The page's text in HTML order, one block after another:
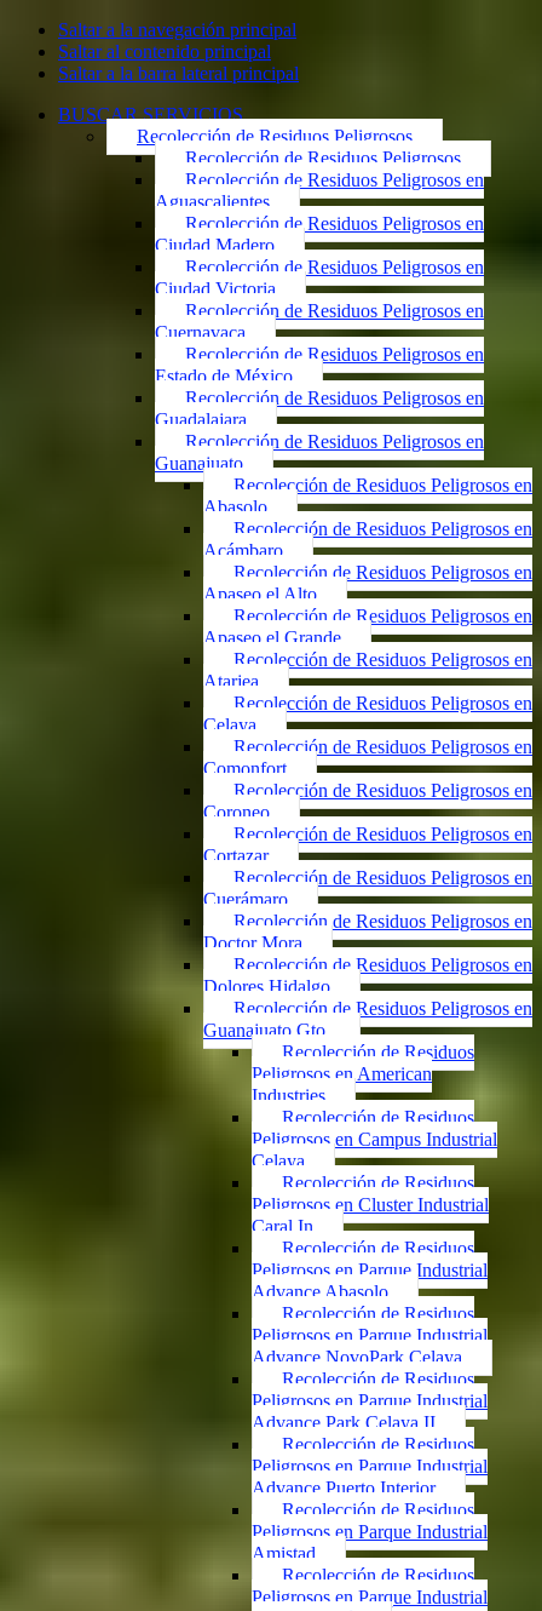
Saltar a la navegación principal
Saltar al contenido principal
Saltar a la barra lateral principal
BUSCAR SERVICIOS
Recolección de Residuos Peligrosos
Recolección de Residuos Peligrosos
Recolección de Residuos Peligrosos en
Aguascalientes
Recolección de Residuos Peligrosos en
Ciudad Madero
Recolección de Residuos Peligrosos en
Ciudad Victoria
Recolección de Residuos Peligrosos en
Cuernavaca
Recolección de Residuos Peligrosos en
Estado de México
Recolección de Residuos Peligrosos en
Guadalajara
Recolección de Residuos Peligrosos en
Guanajuato
Recolección de Residuos Peligrosos en
Abasolo
Recolección de Residuos Peligrosos en
Acámbaro
Recolección de Residuos Peligrosos en
Apaseo el Alto
Recolección de Residuos Peligrosos en
Apaseo el Grande
Recolección de Residuos Peligrosos en
Atarjea
Recolección de Residuos Peligrosos en
Celaya
Recolección de Residuos Peligrosos en
Comonfort
Recolección de Residuos Peligrosos en
Coroneo
Recolección de Residuos Peligrosos en
Cortazar
Recolección de Residuos Peligrosos en
Cuerámaro
Recolección de Residuos Peligrosos en
Doctor Mora
Recolección de Residuos Peligrosos en
Dolores Hidalgo
Recolección de Residuos Peligrosos en
Guanajuato Gto.
Recolección de Residuos
Peligrosos en American
Industries
Recolección de Residuos
Peligrosos en Campus Industrial
Celaya
Recolección de Residuos
Peligrosos en Cluster Industrial
Caral In
Recolección de Residuos
Peligrosos en Parque Industrial
Advance Abasolo
Recolección de Residuos
Peligrosos en Parque Industrial
Advance NovoPark Celaya
Recolección de Residuos
Peligrosos en Parque Industrial
Advance Park Celaya II
Recolección de Residuos
Peligrosos en Parque Industrial
Advance Puerto Interior
Recolección de Residuos
Peligrosos en Parque Industrial
Amistad
Recolección de Residuos
Peligrosos en Parque Industrial